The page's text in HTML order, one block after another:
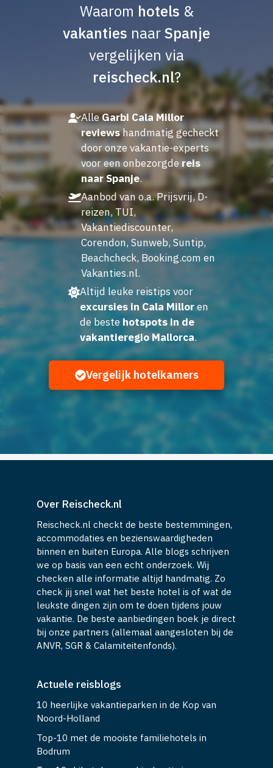
Waarom hotels &
vakanties naarSpanje
vergelijken via
reischeck.nl?
AlleGarbi Cala Millor
reviewshandmatig gecheckt
door onze vakantie-experts
voor een onbezorgdereis
naar Spanje.
Aanbod van o.a. Prijsvrij, D-
reizen, TUI,
Vakantiediscounter,
Corendon, Sunweb, Suntip,
Beachcheck, Booking.com en
Vakanties.nl.
Altijd leuke reistips voor
excursies in Cala Milloren
de beste hotspots in de
vakantieregio Mallorca.
Vergelijk hotelkamers
Over Reischeck.nl
Reischeck.nl checkt de beste bestemmingen,
accommodaties en bezienswaardigheden
binnen en buiten Europa. Alle blogs schrijven
we op basis van een echt onderzoek. Wij
checken alle informatie altijd handmatig. Zo
check jij snel wat het beste hotel is of wat de
leukste dingen zijn om te doen tijdens jouw
vakantie. De beste aanbiedingen boek je direct
bij onze partners (allemaal aangesloten bij de
ANVR, SGR & Calamiteitenfonds).
Actuele reisblogs
10 heerlijke vakantieparken in de Kop van
Noord-Holland
Top-10 met de mooiste familiehotels in
Bodrum